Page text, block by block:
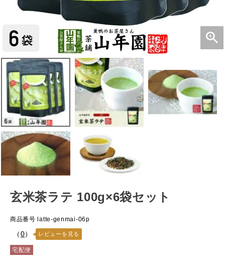
玄米茶ラテ 100g×6袋セット
商品番号 latte-genmai-06p
（0） レビューを見る
宅配便